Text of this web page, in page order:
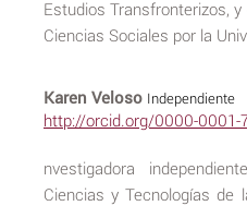
Estudios Transfronterizos,
Ciencias Sociales por la
Karen Veloso Independiente
http://orcid.org/0000-0001-
nvestigadora
Ciencias y Tecnologías de